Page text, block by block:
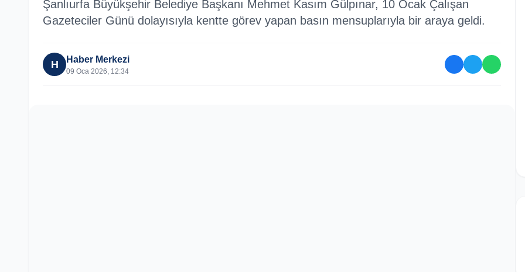
Şanlıurfa Büyükşehir Belediye Başkanı Mehmet Kasım Gülpınar, 10 Ocak Çalışan
Gazeteciler Günü dolayısıyla kentte görev yapan basın mensuplarıyla bir araya geldi.
H Haber Merkezi
09 Oca 2026, 12:34